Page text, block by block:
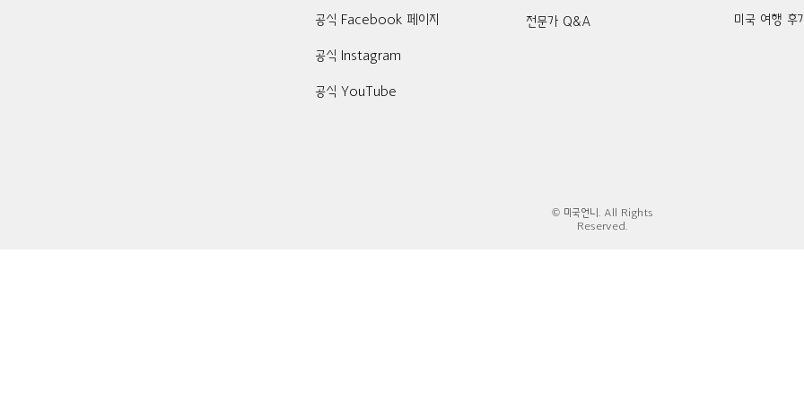
공식 Facebook 페이지
공식 Instagram
공식 YouTube
전문가 Q&A 미국 여행 후
© 미국언니. All Rights
Reserved.